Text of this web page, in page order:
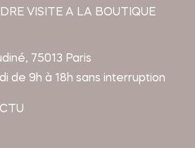
VISITE A LA BOUTIQUE
75013 Paris
de 9h à 18h sans interruption